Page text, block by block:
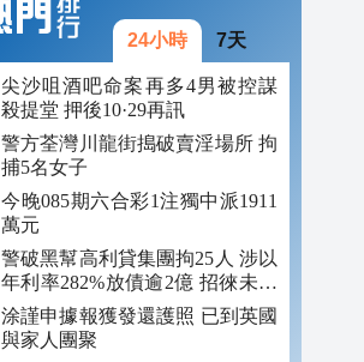
24小時 7天
尖沙咀酒吧命案再多4男被控謀
殺提堂 押後10·29再訊
警方荃灣川龍街搗破賣淫場所 拘
捕5名女子
今晚085期六合彩1注獨中派1911
萬元
警破黑幫高利貸集團拘25人 涉以
年利率282%放債逾2億 招徠未成
年追數
涂謹申據報獲發還護照 已到英國
與家人團聚